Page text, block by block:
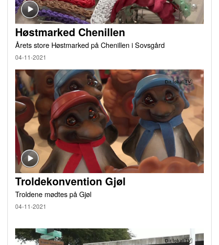
Høstmarked Chenillen
Årets store Høstmarked på Chenillen i Sovsgård
04-11-2021
Troldekonvention Gjøl
Troldene mødtes på Gjøl
04-11-2021